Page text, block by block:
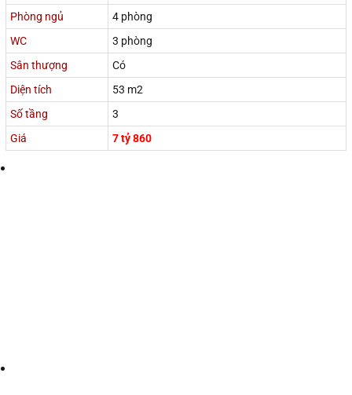
Phòng ngủ
4 phòng
WC
3 phòng
Sân thượng
Có
Diện tích
53 m2
Số tầng
3
Giá
7 tỷ 860